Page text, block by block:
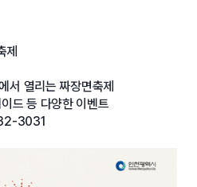
제
서 열리는 짜장면축제
드 등 다양한 이벤트
3031